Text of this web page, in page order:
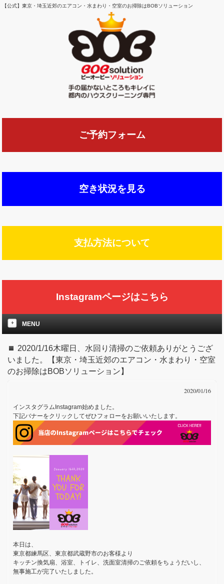
【公式】東京・埼玉近郊のエアコン・水まわり・空室のお掃除はBOBソリューション
ご予約フォーム
空き状況を見る
支払方法について
Instagramページはこちら
MENU
2020/1/16木曜日、水回り清掃のご依頼ありがとうござ
いました。【東京・埼玉近郊のエアコン・水まわり・空室
のお掃除はBOBソリューション】
2020/01/16
インスタグラムInstagram始めました。
下記バナーをクリックしてぜひフォローをお願いいたします。
本日は、
東京都練馬区、東京都武蔵野市のお客様より
キッチン換気扇、浴室、トイレ、洗面室清掃のご依頼をちょうだいし、
無事施工が完了いたしました。